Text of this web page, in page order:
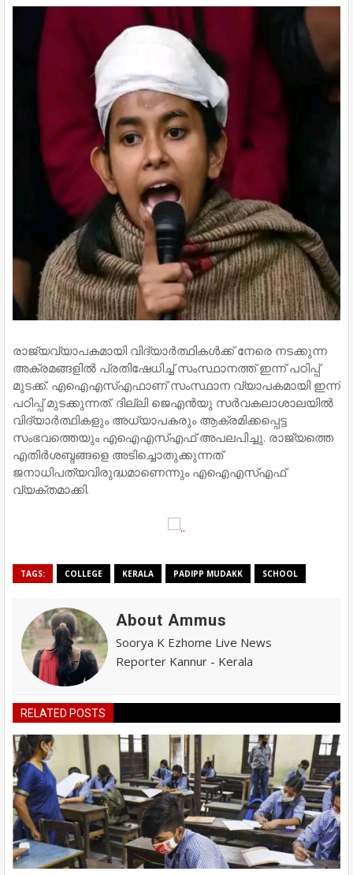
രാജ്യവ്യാപകമായി വിദ്യാർത്ഥികൾക്ക് നേരെ നടക്കുന്ന
അക്രമങ്ങളിൽ പ്രതിഷേധിച്ച് സംസ്ഥാനത്ത് ഇന്ന് പഠിപ്പ്
മുടക്ക്. എഐഎസ്എഫാണ് സംസ്ഥാന വ്യാപകമായി ഇന്ന്
പഠിപ്പ് മുടക്കുന്നത്. ദില്ലി ജെഎൻയു സർവകലാശാലയിൽ
വിദ്യാർത്ഥികളും അധ്യാപകരും ആക്രമിക്കപ്പെട്ട
സംഭവത്തെയും എഐഎസ്എഫ് അപലപിച്ചു. രാജ്യത്തെ
എതിർശബ്ദങ്ങളെ അടിച്ചൊതുക്കുന്നത്
ജനാധിപത്യവിരുദ്ധമാണെന്നും എഐഎസ്എഫ്
വ്യക്തമാക്കി.
TAGS: COLLEGE KERALA PADIPP MUDAKK SCHOOL
About Ammus
Soorya K Ezhome Live News
Reporter Kannur - Kerala
RELATED POSTS